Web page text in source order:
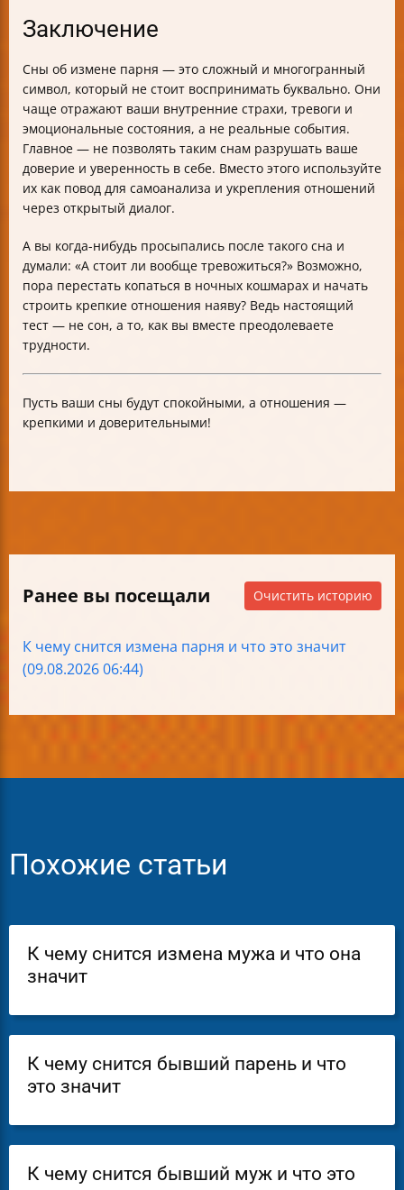
Заключение
Сны об измене парня — это сложный и многогранный
символ, который не стоит воспринимать буквально. Они
чаще отражают ваши внутренние страхи, тревоги и
эмоциональные состояния, а не реальные события.
Главное — не позволять таким снам разрушать ваше
доверие и уверенность в себе. Вместо этого используйте
их как повод для самоанализа и укрепления отношений
через открытый диалог.
А вы когда-нибудь просыпались после такого сна и
думали: «А стоит ли вообще тревожиться?» Возможно,
пора перестать копаться в ночных кошмарах и начать
строить крепкие отношения наяву? Ведь настоящий
тест — не сон, а то, как вы вместе преодолеваете
трудности.
Пусть ваши сны будут спокойными, а отношения —
крепкими и доверительными!
Ранее вы посещали Очистить историю
К чему снится измена парня и что это значит
(09.08.2026 06:44)
Похожие статьи
К чему снится измена мужа и что она
значит
К чему снится бывший парень и что
это значит
К чему снится бывший муж и что это